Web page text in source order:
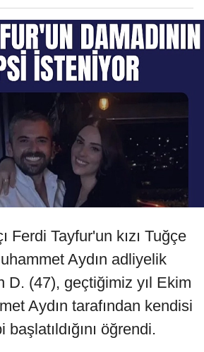
Ferdi Tayfur'un kızı Tuğçe
Aydın adliyelik
D. (47), geçtiğimiz yıl Ekim
Aydın tarafından kendisi
öğrendi.